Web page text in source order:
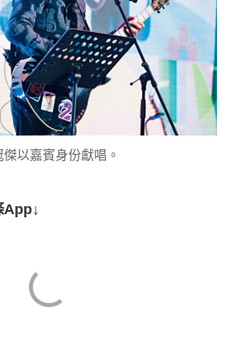
傑以嘉賓身份獻唱。
App↓